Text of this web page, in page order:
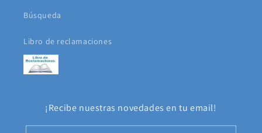
Búsqueda
Libro de reclamaciones
¡Recibe nuestras novedades en tu email!